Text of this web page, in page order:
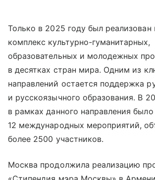
Только в 2025 году был
комплекс культурно-гуманитарных,
образовательных и молодежных
в десятках стран мира. Одним из
направлений остается поддержка
и русскоязычного образования. В
в рамках данного направления
12 международных мероприятий,
более 2500 участников.
Москва продолжила реализацию